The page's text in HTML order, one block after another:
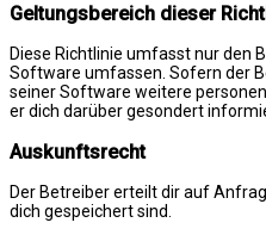
Geltungsbereich dieser
Diese Richtlinie umfasst nur den
Software umfassen. Sofern der
seiner Software weitere
er dich darüber gesondert
Auskunftsrecht
Der Betreiber erteilt dir auf
dich gespeichert sind.